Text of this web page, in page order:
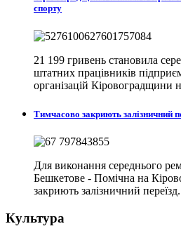
спорту
21 199 гривень становила
штатних працівників
організацій Кіровоградщини
Тимчасово закриють залізничний
Для виконання середнього
Бешкетове - Помічна на
закриють залізничний переїзд.
Культура